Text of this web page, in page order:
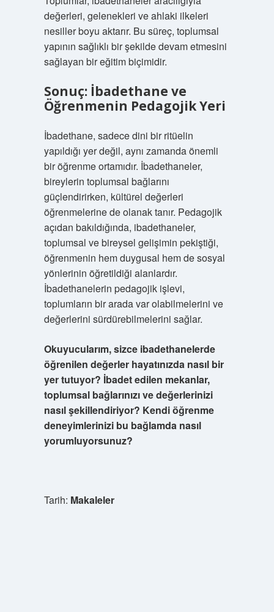
değerleri, gelenekleri ve ahlaki ilkeleri
nesiller boyu aktarır. Bu süreç, toplumsal
yapının sağlıklı bir şekilde devam etmesini
sağlayan bir eğitim biçimidir.
Sonuç: İbadethane ve
Öğrenmenin Pedagojik Yeri
İbadethane, sadece dini bir ritüelin
yapıldığı yer değil, aynı zamanda önemli
bir öğrenme ortamıdır. İbadethaneler,
bireylerin toplumsal bağlarını
güçlendirirken, kültürel değerleri
öğrenmelerine de olanak tanır. Pedagojik
açıdan bakıldığında, ibadethaneler,
toplumsal ve bireysel gelişimin pekiştiği,
öğrenmenin hem duygusal hem de sosyal
yönlerinin öğretildiği alanlardır.
İbadethanelerin pedagojik işlevi,
toplumların bir arada var olabilmelerini ve
değerlerini sürdürebilmelerini sağlar.
Okuyucularım, sizce ibadethanelerde
öğrenilen değerler hayatınızda nasıl bir
yer tutuyor? İbadet edilen mekanlar,
toplumsal bağlarınızı ve değerlerinizi
nasıl şekillendiriyor? Kendi öğrenme
deneyimlerinizi bu bağlamda nasıl
yorumluyorsunuz?
Tarih: Makaleler